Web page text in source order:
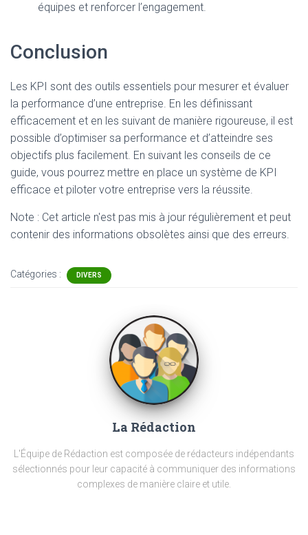
équipes et renforcer l’engagement.
Conclusion
Les KPI sont des outils essentiels pour mesurer et évaluer
la performance d’une entreprise. En les définissant
efficacement et en les suivant de manière rigoureuse, il est
possible d’optimiser sa performance et d’atteindre ses
objectifs plus facilement. En suivant les conseils de ce
guide, vous pourrez mettre en place un système de KPI
efficace et piloter votre entreprise vers la réussite.
Note : Cet article n'est pas mis à jour régulièrement et peut
contenir des informations obsolètes ainsi que des erreurs.
Catégories : DIVERS
La Rédaction
L'Équipe de Rédaction est composée de rédacteurs indépendants
sélectionnés pour leur capacité à communiquer des informations
complexes de manière claire et utile.